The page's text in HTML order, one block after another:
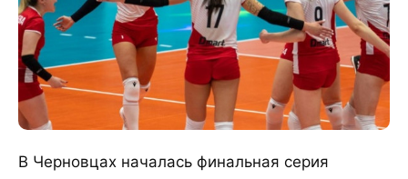
В Черновцах началась финальная серия